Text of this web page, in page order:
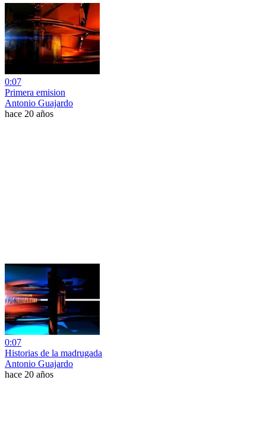
0:07
Primera emision
Antonio Guajardo
hace 20 años
0:07
Historias de la madrugada
Antonio Guajardo
hace 20 años